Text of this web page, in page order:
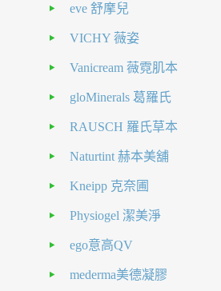
eve 舒摩兒
VICHY 薇姿
Vanicream 薇霓肌本
gloMinerals 葛羅氏
RAUSCH 羅氏草本
Naturtint 赫本美舖
Kneipp 克奈圃
Physiogel 潔美淨
ego意高QV
mederma美德凝膠